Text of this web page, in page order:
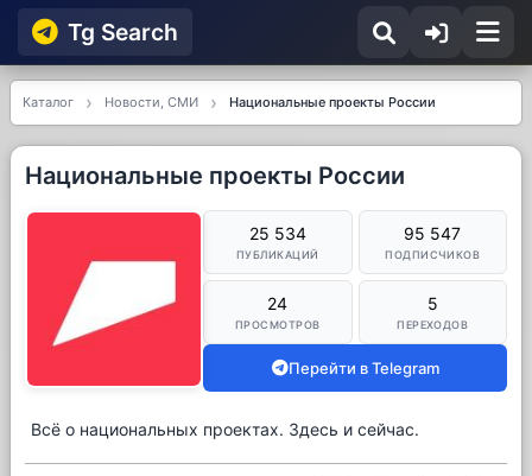
Tg Searсh
Каталог Новости, СМИ Национальные проекты России
Национальные проекты России
25 534
ПУБЛИКАЦИЙ
95 547
ПОДПИСЧИКОВ
24
ПРОСМОТРОВ
5
ПЕРЕХОДОВ
Перейти в Telegram
Всё о национальных проектах. Здесь и сейчас.